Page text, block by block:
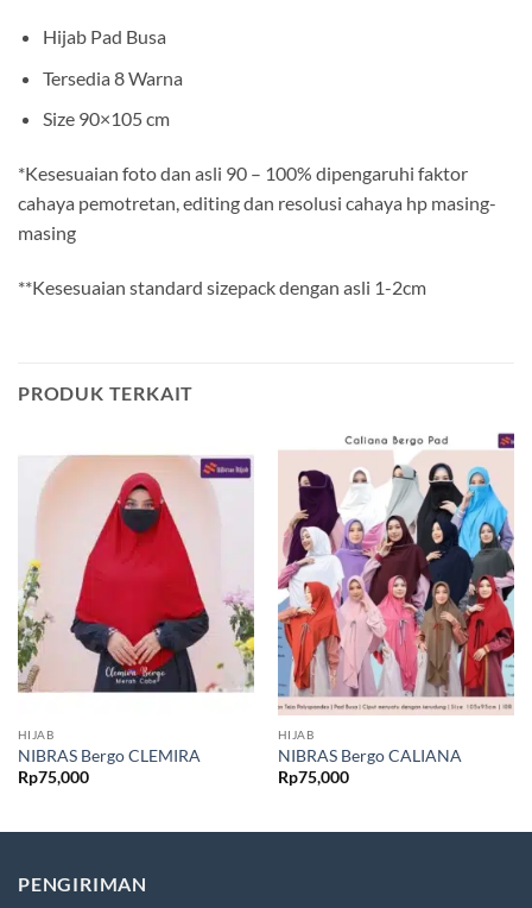
Hijab Pad Busa
Tersedia 8 Warna
Size 90×105 cm
*Kesesuaian foto dan asli 90 – 100% dipengaruhi faktor
cahaya pemotretan, editing dan resolusi cahaya hp masing-
masing
**Kesesuaian standard sizepack dengan asli 1-2cm
PRODUK TERKAIT
HIJAB
NIBRAS Bergo CLEMIRA
Rp75,000
HIJAB
NIBRAS Bergo CALIANA
Rp75,000
PENGIRIMAN